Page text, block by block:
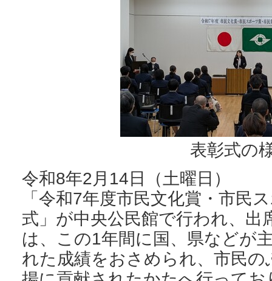
表彰式の
令和8年2月14日（土曜日）
「令和7年度市民文化賞・市民
式」が中央公民館で行われ、出
は、この1年間に国、県などが
れた成績をおさめられ、市民